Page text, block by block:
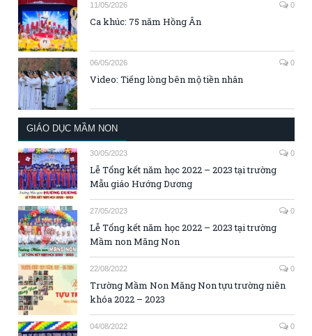
11/05/2026 0
Ca khúc: 75 năm Hồng Ân
06/05/2026 0
Video: Tiếng lòng bên mộ tiền nhân
GIÁO DỤC MẦM NON
30/05/2023 0
Lễ Tổng kết năm học 2022 – 2023 tại trường
Mẫu giáo Hướng Dương
27/05/2023 0
Lễ Tổng kết năm học 2022 – 2023 tại trường
Mầm non Măng Non
22/08/2022 0
Trường Mầm Non Măng Non tựu trường niên
khóa 2022 – 2023
04/08/2022 0